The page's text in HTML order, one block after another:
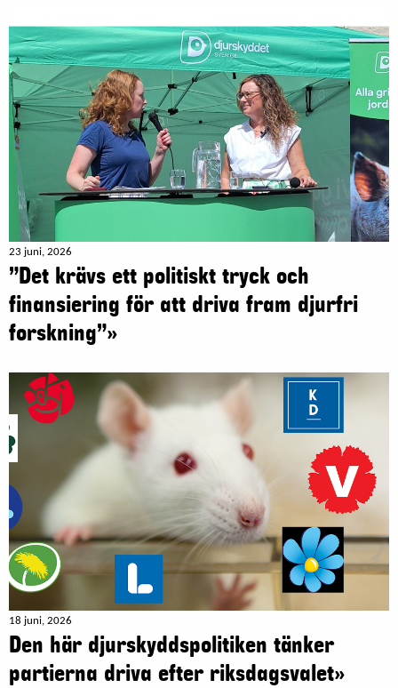
23 juni, 2026
”Det krävs ett politiskt tryck och
finansiering för att driva fram djurfri
forskning”»
18 juni, 2026
Den här djurskyddspolitiken tänker
partierna driva efter riksdagsvalet»